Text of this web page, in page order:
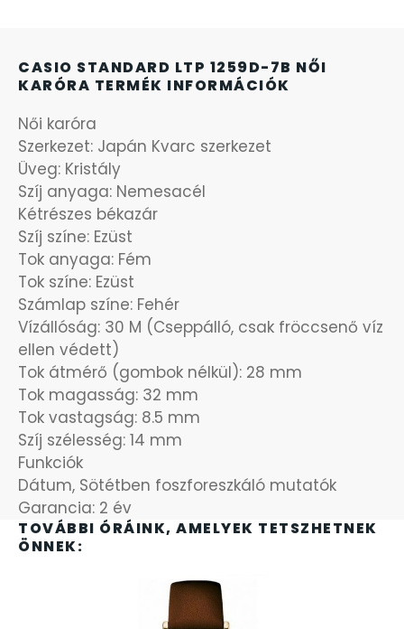
TOVÁBBI ÓRÁINK, AMELYEK TETSZHETNEK
ÖNNEK:
CASIO STANDARD LTP 1259D-7B NŐI
KARÓRA TERMÉK INFORMÁCIÓK
Női karóra
Szerkezet: Japán Kvarc szerkezet
Üveg: Kristály
Szíj anyaga: Nemesacél
Kétrészes békazár
Szíj színe: Ezüst
Tok anyaga: Fém
Tok színe: Ezüst
Számlap színe: Fehér
Vízállóság: 30 M (Cseppálló, csak fröccsenő víz
ellen védett)
Tok átmérő (gombok nélkül): 28 mm
Tok magasság: 32 mm
Tok vastagság: 8.5 mm
Szíj szélesség: 14 mm
Funkciók
Dátum, Sötétben foszforeszkáló mutatók
Garancia: 2 év
SECTOR
SEIKO
SENCOR
SERGIO TACCHINI
SLAZENGER
STOPPER 4
SZÁMOLÓGÉPEK
SZÍJAK
TIMESTAR HÁLÓZATI ÉBRESZTŐÓRÁK
TISSOT 6